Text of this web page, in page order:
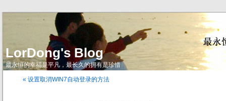
LorDong's Blog
最永恒的幸福是平凡，最长久的拥有是珍惜
« 设置取消WIN7自动登录的方法